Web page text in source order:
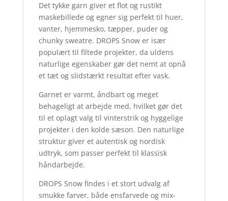
Det tykke garn giver et flot og rustikt
maskebillede og egner sig perfekt til huer,
vanter, hjemmesko, tæpper, puder og
chunky sweatre. DROPS Snow er især
populært til filtede projekter, da uldens
naturlige egenskaber gør det nemt at opnå
et tæt og slidstærkt resultat efter vask.
Garnet er varmt, åndbart og meget
behageligt at arbejde med, hvilket gør det
til et oplagt valg til vinterstrik og hyggelige
projekter i den kolde sæson. Den naturlige
struktur giver et autentisk og nordisk
udtryk, som passer perfekt til klassisk
håndarbejde.
DROPS Snow findes i et stort udvalg af
smukke farver, både ensfarvede og mix-